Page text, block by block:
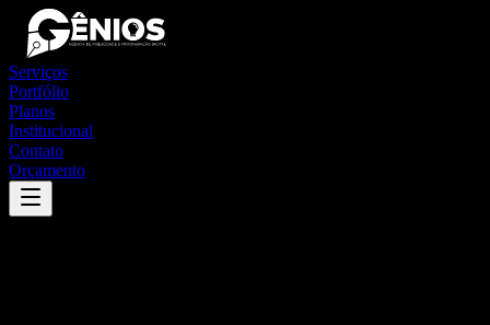
Serviços
Portfólio
Planos
Institucional
Contato
Orçamento